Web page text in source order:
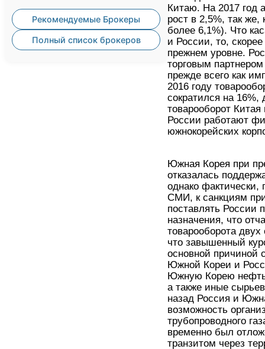
Рекомендуемые Брокеры
Полный список брокеров
Китаю. На 2017 год
рост в 2,5%, так же,
более 6,1%). Что
и России, то,
прежнем уровне.
торговым
прежде всего как
2016 году
сократился на
товарооборот
России работают
южнокорейских
Южная Корея при
отказалась
однако
СМИ, к санкциям
поставлять России
назначения, что
товарооборота
что завышенный
основной причиной
Южной Кореи и
Южную Корею
а также иные
назад Россия и
возможность
трубопроводного
временно был
транзитом через